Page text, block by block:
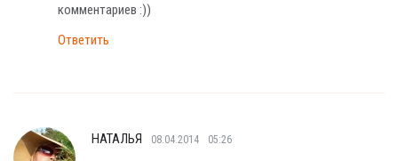
комментариев :))
Ответить
НАТАЛЬЯ 08.04.2014 05:26